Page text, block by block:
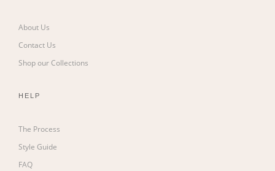
About Us
Contact Us
Shop our Collections
HELP
The Process
Style Guide
FAQ